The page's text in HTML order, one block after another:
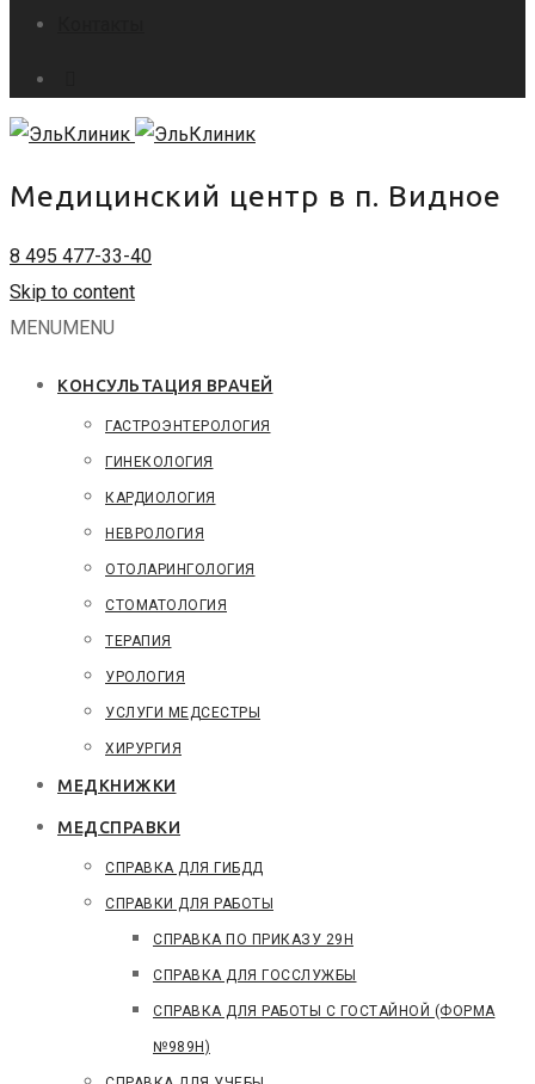
Медицинский центр в п. Видное
8 495 477-33-40
Skip to content
MENUMENU
КОНСУЛЬТАЦИЯ ВРАЧЕЙ
ГАСТРОЭНТЕРОЛОГИЯ
ГИНЕКОЛОГИЯ
КАРДИОЛОГИЯ
НЕВРОЛОГИЯ
ОТОЛАРИНГОЛОГИЯ
СТОМАТОЛОГИЯ
ТЕРАПИЯ
УРОЛОГИЯ
УСЛУГИ МЕДСЕСТРЫ
ХИРУРГИЯ
МЕДКНИЖКИ
МЕДСПРАВКИ
СПРАВКА ДЛЯ ГИБДД
СПРАВКИ ДЛЯ РАБОТЫ
СПРАВКА ПО ПРИКАЗУ 29Н
СПРАВКА ДЛЯ ГОССЛУЖБЫ
СПРАВКА ДЛЯ РАБОТЫ С ГОСТАЙНОЙ (ФОРМА
№989Н)